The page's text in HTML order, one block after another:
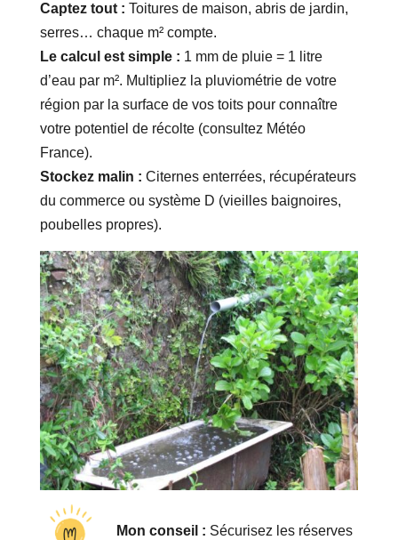
Captez tout : Toitures de maison, abris de jardin,
serres… chaque m² compte.
Le calcul est simple : 1 mm de pluie = 1 litre
d’eau par m². Multipliez la pluviométrie de votre
région par la surface de vos toits pour connaître
votre potentiel de récolte (consultez Météo
France).
Stockez malin : Citernes enterrées, récupérateurs
du commerce ou système D (vieilles baignoires,
poubelles propres).
Mon conseil : Sécurisez les réserves